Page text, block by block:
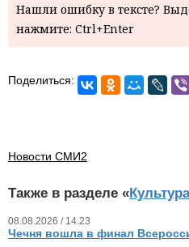
Нашли ошибку в тексте?
нажмите: Ctrl+Enter
Поделиться:
Новости СМИ2
Также в разделе «
08.08.2026 / 14.23
Чечня вошла в финал